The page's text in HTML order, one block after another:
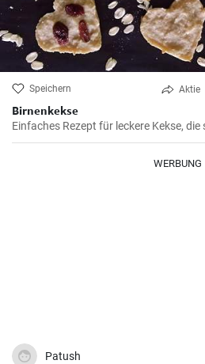
Speichern Aktie
Birnenkekse
Einfaches Rezept für leckere Kekse, die
WERBUNG
Patush